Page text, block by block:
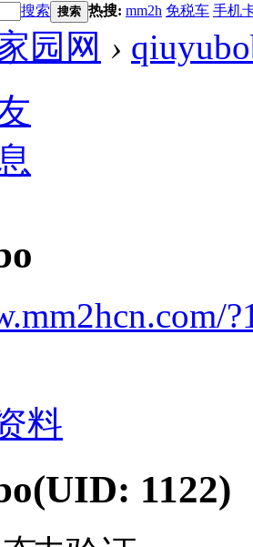
搜索 搜索 热搜: mm2h 免税车 手机
园网 ›
料
(UID: 1122)